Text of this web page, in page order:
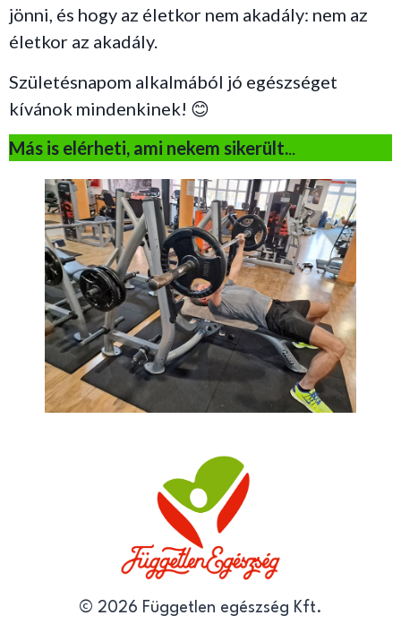
jönni, és hogy az életkor nem akadály: nem az
életkor az akadály.
Születésnapom alkalmából jó egészséget
kívánok mindenkinek! 😊
Más is elérheti, ami nekem sikerült...
© 2026 Független egészség Kft.